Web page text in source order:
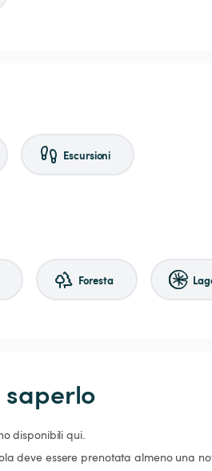
Escursioni
Foresta
saperlo
disponibili qui.
deve essere prenotata almeno una